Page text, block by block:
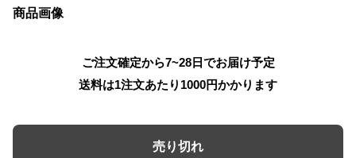
商品画像
ご注文確定から7~28日でお届け予定
送料は1注文あたり 1000円かかります
売り切れ